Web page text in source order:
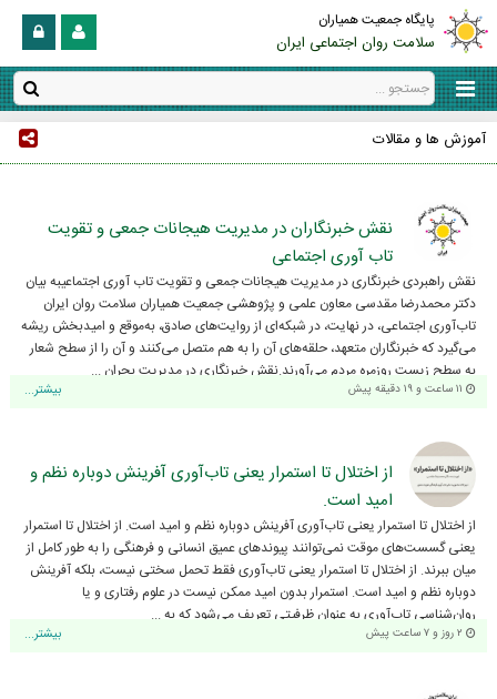
پایگاه جمعیت همیاران
سلامت روان اجتماعی ایران
آموزش ها و مقالات
نقش خبرنگاران در مدیریت هیجانات جمعی و تقویت
تاب آوری اجتماعی
نقش راهبردی خبرنگاری در مدیریت هیجانات جمعی و تقویت تاب آوری اجتماعیبه بیان
دکتر محمدرضا مقدسی معاون علمی و پژوهشی جمعیت همیاران سلامت روان ایران
تاب‌آوری اجتماعی، در نهایت، در شبکه‌ای از روایت‌های صادق، به‌موقع و امیدبخش ریشه
می‌گیرد که خبرنگاران متعهد، حلقه‌های آن را به هم متصل می‌کنند و آن را از سطح شعار
به سطح زیست روزمره مردم می‌آورند.نقش خبرنگاری در مدیریت بحران ...
۱۱ ساعت و ۱۹ دقیقه پیش بیشتر...
از اختلال تا استمرار یعنی تاب‌آوری آفرینش دوباره نظم و
امید است.
از اختلال تا استمرار یعنی تاب‌آوری آفرینش دوباره نظم و امید است. از اختلال تا استمرار
یعنی گسست‌های موقت نمی‌توانند پیوندهای عمیق انسانی و فرهنگی را به طور کامل از
میان ببرند. از اختلال تا استمرار یعنی تاب‌آوری فقط تحمل سختی نیست، بلکه آفرینش
دوباره نظم و امید است. استمرار بدون امید ممکن نیست در علوم رفتاری و یا
روان‌شناسی تاب‌آوری به عنوان ظرفیتی تعریف می‌شود که به ...
۲ روز و ۷ ساعت پیش بیشتر...